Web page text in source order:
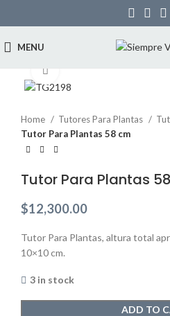
MENU
Home Tutores Para Plantas
Tutor Para Plantas 58 cm
Tutor Para Plantas
$12,300.00
Tutor Para Plantas, altura total
10×10 cm.
3 in stock
ADD TO